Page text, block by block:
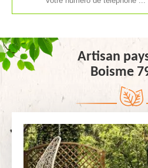
Artisan
Boisme